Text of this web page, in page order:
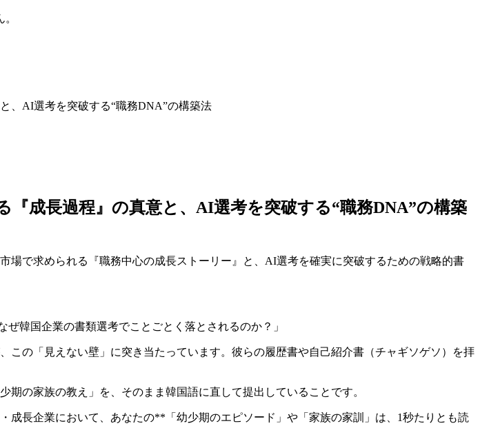
、AI選考を突破する“職務DNA”の構築法
『成長過程』の真意と、AI選考を突破する“職務DNA”の構築
で求められる『職務中心の成長ストーリー』と、AI選考を確実に突破するための戦略的書
韓国企業の書類選考でことごとく落とされるのか？」
の「見えない壁」に突き当たっています。彼らの履歴書や自己紹介書（チャギソゲソ）を拝
の家族の教え」を、そのまま韓国語に直して提出していることです。
成長企業において、あなたの**「幼少期のエピソード」や「家族の家訓」は、1秒たりとも読